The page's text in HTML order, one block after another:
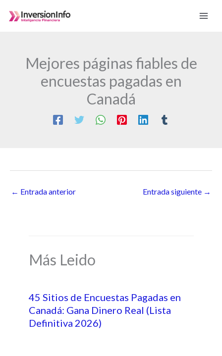
Mejores páginas fiables de
encuestas pagadas en
Canadá
← Entrada anterior Entrada siguiente →
Más Leido
45 Sitios de Encuestas Pagadas en
Canadá: Gana Dinero Real (Lista
Definitiva 2026)